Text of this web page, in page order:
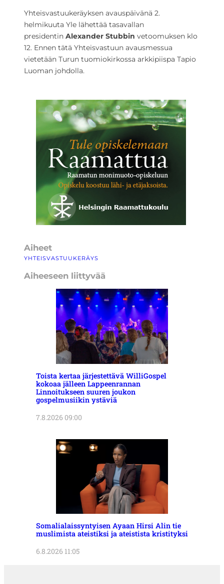
Yhteisvastuukeräyksen avauspäivänä 2.
helmikuuta Yle lähettää tasavallan
presidentin Alexander Stubbin vetoomuksen klo
12. Ennen tätä Yhteisvastuun avausmessua
vietetään Turun tuomiokirkossa arkkipiispa Tapio
Luoman johdolla.
Aiheet
YHTEISVASTUUKERÄYS
Aiheeseen liittyvää
Toista kertaa järjestettävä WilliGospel
kokoaa jälleen Lappeenrannan
Linnoitukseen suuren joukon
gospelmusiikin ystäviä
7.8.2026 09:00
Somalialaissyntyisen Ayaan Hirsi Alin tie
muslimista ateistiksi ja ateistista kristityksi
6.8.2026 11:05